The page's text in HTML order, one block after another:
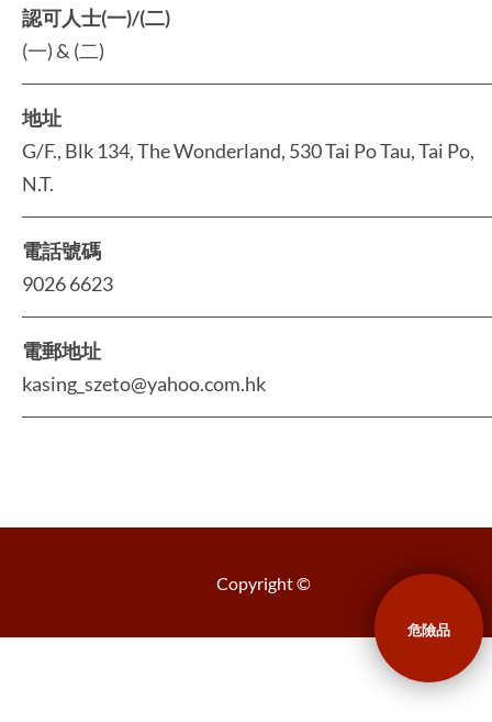
認可人士(一)/(二)
(一) & (二)
地址
G/F., Blk 134, The Wonderland, 530 Tai Po Tau, Tai Po,
N.T.
電話號碼
9026 6623
電郵地址
kasing_szeto@yahoo.com.hk
Copyright ©
危險品